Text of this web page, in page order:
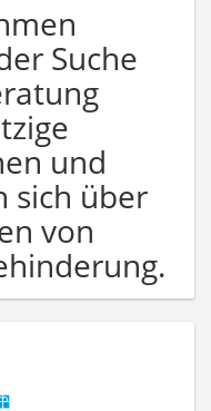
Suche
und
sich über
von